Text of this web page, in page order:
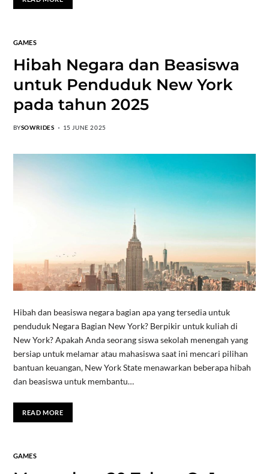
GAMES
Hibah Negara dan Beasiswa
untuk Penduduk New York
pada tahun 2025
BYSOWRIDES 15 JUNE 2025
Hibah dan beasiswa negara bagian apa yang tersedia untuk
penduduk Negara Bagian New York? Berpikir untuk kuliah di
New York? Apakah Anda seorang siswa sekolah menengah yang
bersiap untuk melamar atau mahasiswa saat ini mencari pilihan
bantuan keuangan, New York State menawarkan beberapa hibah
dan beasiswa untuk membantu…
READ MORE
GAMES